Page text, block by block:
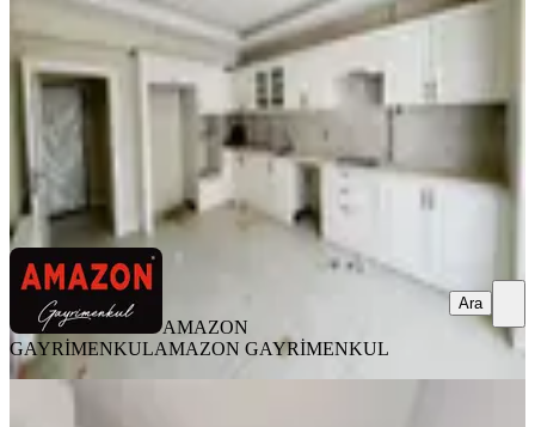
4+1·225 m² ·7. Kat·07.08.2026
5.875.000 ₺
AMAZON GAYRİMENKUL AMAZON GAYRİMENKUL
Ara
AMAZON
GAYRİMENKULAMAZON GAYRİMENKUL
Ara